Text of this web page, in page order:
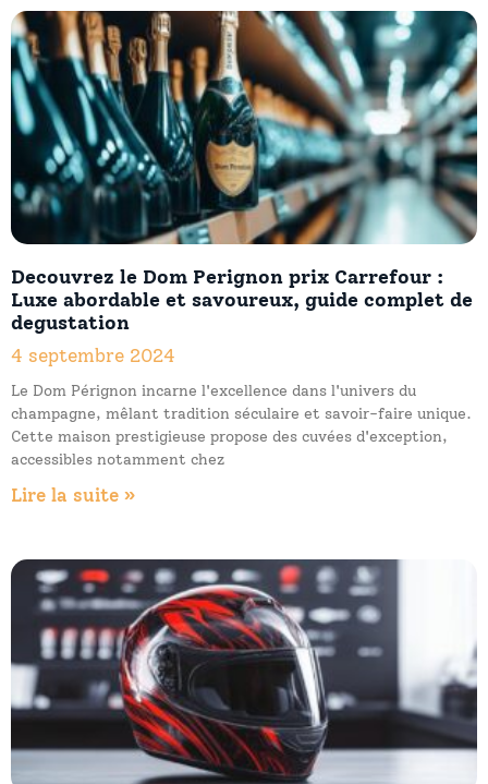
Decouvrez le Dom Perignon prix Carrefour :
Luxe abordable et savoureux, guide complet de
degustation
4 septembre 2024
Le Dom Pérignon incarne l'excellence dans l'univers du
champagne, mêlant tradition séculaire et savoir-faire unique.
Cette maison prestigieuse propose des cuvées d'exception,
accessibles notamment chez
Lire la suite »